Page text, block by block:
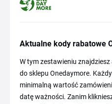
Aktualne kody rabatowe
W tym zestawieniu
do sklepu Onedaymore.
minimalną wartość
datę ważności. Zanim